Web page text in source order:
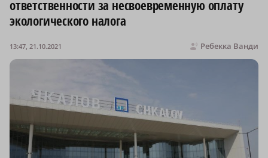
ответственности за несвоевременную оплату
экологического налога
Ребекка Ванди
13:47, 21.10.2021